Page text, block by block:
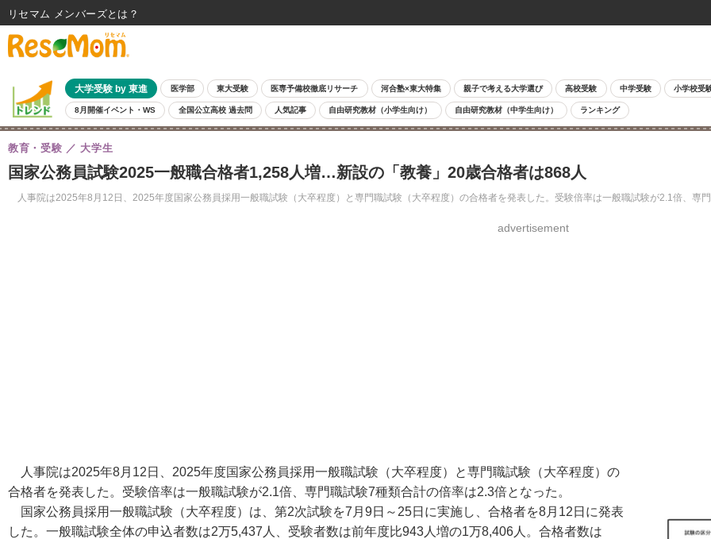
大学受験 by 東進 医学部 東大受験 医専予備校徹底リサーチ 河合塾×東大特集 親子で考える大学選び 高校受験 中学受験 小学校受
8月開催イベント・WS 全国公立高校 過去問 人気記事 自由研究教材（小学生向け） 自由研究教材（中学生向け） ランキング
国家公務員試験2025一般職合格者1,258人増…新設の「教養」20歳合格者は868人
人事院は2025年8月12日、2025年度国家公務員採用一般職試験（大卒程度）と専門職試験（大卒程度）の合格者を発表した。受験倍率は一般職試験が2.1倍、専
教育・受験 大学生
advertisement
人事院は2025年8月12日、2025年度国家公務員採用一般職試験（大卒程度）と専門職試験（大卒程度）の
合格者を発表した。受験倍率は一般職試験が2.1倍、専門職試験7種類合計の倍率は2.3倍となった。
国家公務員採用一般職試験（大卒程度）は、第2次試験を7月9日～25日に実施し、合格者を8月12日に発表
した。一般職試験全体の申込者数は2万5,437人、受験者数は前年度比943人増の1万8,406人。合格者数は
リセマム メンバーズ